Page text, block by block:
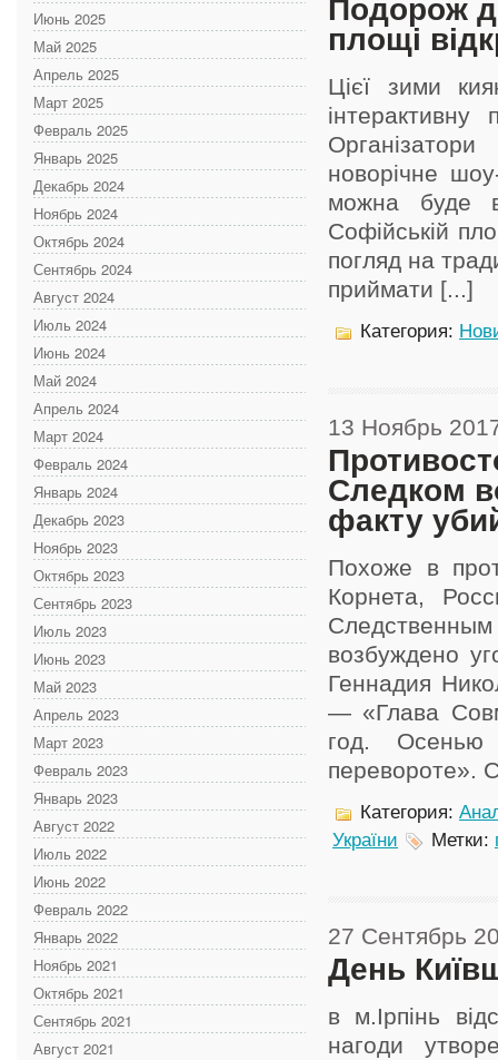
Июнь 2025
Май 2025
Апрель 2025
Март 2025
Февраль 2025
Январь 2025
Декабрь 2024
Ноябрь 2024
Октябрь 2024
Сентябрь 2024
Август 2024
Июль 2024
Июнь 2024
Май 2024
Апрель 2024
Март 2024
Февраль 2024
Январь 2024
Декабрь 2023
Ноябрь 2023
Октябрь 2023
Сентябрь 2023
Июль 2023
Июнь 2023
Май 2023
Апрель 2023
Март 2023
Февраль 2023
Январь 2023
Август 2022
Июль 2022
Июнь 2022
Февраль 2022
Январь 2022
Ноябрь 2021
Октябрь 2021
Сентябрь 2021
Август 2021
Подорож
площі
Цієї зими
новорічне
можна буде
Софійській
погляд на
приймати [...]
Категория:
13 Ноябрь
Следком
факту
Похоже в
Корнета,
возбуждено
Геннадия
— «Глава
год. Осенью
перевороте».
Категория:
України
Метки:
27 Сентябрь
День
в м.Ірпінь
нагоди